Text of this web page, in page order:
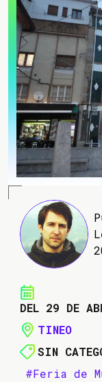
DEL 29 DE
TINEO
SIN
#Feria de